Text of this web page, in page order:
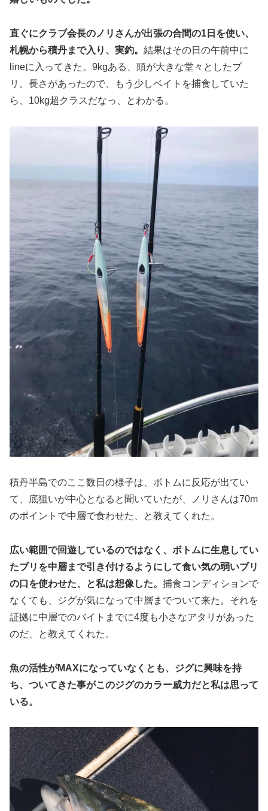
直ぐにクラブ会長のノリさんが出張の合間の1日を使い、
札幌から積丹まで入り、実釣。 結果はその日の午前中に
lineに入ってきた。9kgある、頭が大きな堂々としたブ
リ。長さがあったので、もう少しベイトを捕食していた
ら、10kg超クラスだなっ、とわかる。
積丹半島でのここ数日の様子は、ボトムに反応が出てい
て、底狙いが中心となると聞いていたが、ノリさんは70m
のポイントで中層で食わせた、と教えてくれた。
広い範囲で回遊しているのではなく、ボトムに生息してい
たブリを中層まで引き付けるようにして食い気の弱いブリ
の口を使わせた、と私は想像した。 捕食コンディションで
なくても、ジグが気になって中層までついて来た。それを
証拠に中層でのバイトまでに4度も小さなアタリがあった
のだ、と教えてくれた。
魚の活性がMAXになっていなくとも、ジグに興味を持
ち、ついてきた事がこのジグのカラー威力だと私は思って
いる。